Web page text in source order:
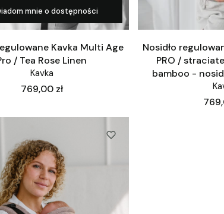
mnie o dostępności
Kavka Multi Age
/ Tea Rose Linen
Kavka
Cena
769,00 zł
Nosidło
PRO /
bamboo -